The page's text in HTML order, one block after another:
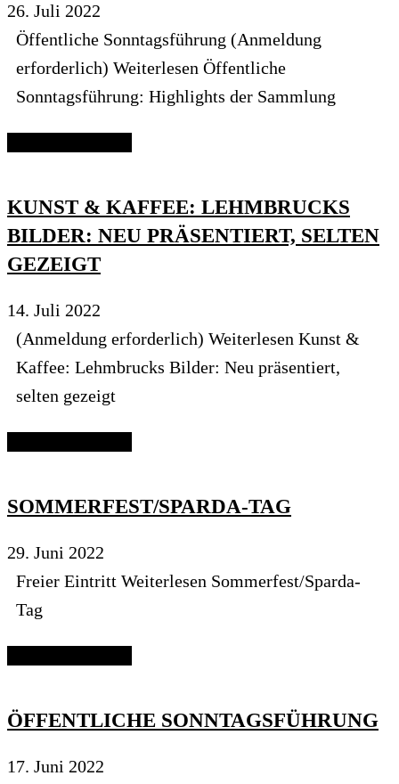
26. Juli 2022
Öffentliche Sonntagsführung (Anmeldung
erforderlich) Weiterlesen Öffentliche
Sonntagsführung: Highlights der Sammlung
KUNST & KAFFEE: LEHMBRUCKS
BILDER: NEU PRÄSENTIERT, SELTEN
GEZEIGT
14. Juli 2022
(Anmeldung erforderlich) Weiterlesen Kunst &
Kaffee: Lehmbrucks Bilder: Neu präsentiert,
selten gezeigt
SOMMERFEST/SPARDA-TAG
29. Juni 2022
Freier Eintritt Weiterlesen Sommerfest/Sparda-
Tag
ÖFFENTLICHE SONNTAGSFÜHRUNG
17. Juni 2022